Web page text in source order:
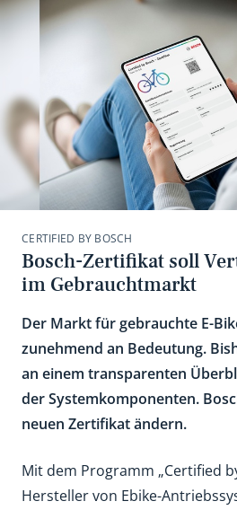
CERTIFIED BY BOSCH
Bosch-Zertifikat soll
im Gebrauchtmarkt
Der Markt für gebrauchte E-
zunehmend an Bedeutung.
an einem transparenten
der Systemkomponenten.
neuen Zertifikat ändern.
Mit dem Programm „Certified
Hersteller von Ebike-